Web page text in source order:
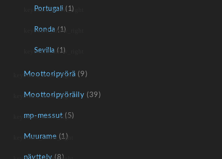
Portugali (1)
Ronda (1)
Sevilla (1)
Moottoripyörä (9)
Moottoripyöräily (39)
mp-messut (5)
Muurame (1)
näyttely (8)